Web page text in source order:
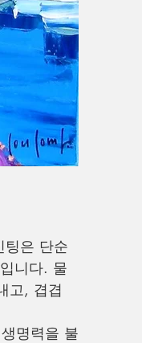
팅은 단순
니다. 물
고, 겹겹
명력을 불